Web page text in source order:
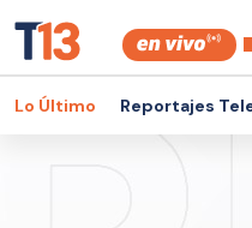
Lo Último Reportajes